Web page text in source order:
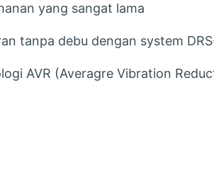
yang sangat lama
tanpa debu dengan system
AVR (Averagre Vibration